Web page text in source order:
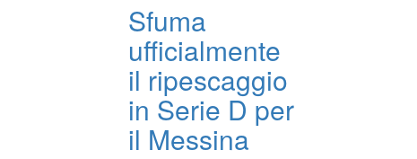
Sfuma
ufficialmente
il ripescaggio
in Serie D per
il Messina